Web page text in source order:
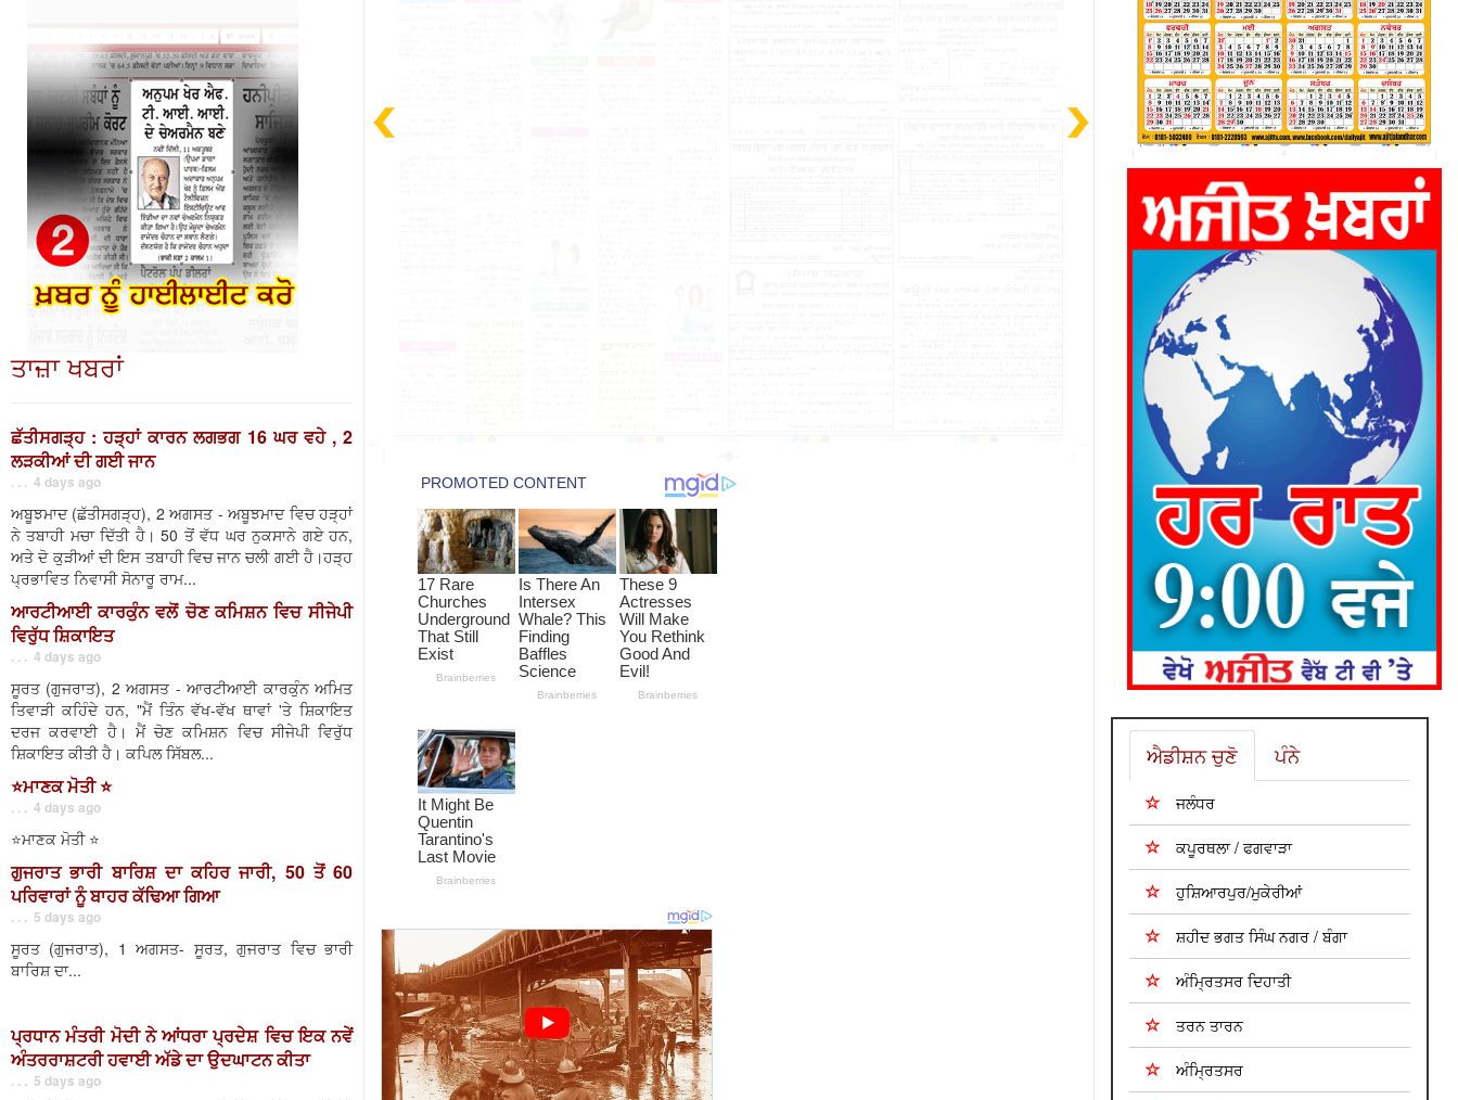
ਤਾਜ਼ਾ ਖਬਰਾਂ
ਛੱਤੀਸਗੜ੍ਹ : ਹੜ੍ਹਾਂ ਕਾਰਨ ਲਗਭਗ 16 ਘਰ ਵਹੇ , 2
ਲੜਕੀਆਂ ਦੀ ਗਈ ਜਾਨ
. . . 4 days ago
ਅਬੂਝਮਾਦ (ਛੱਤੀਸਗੜ੍ਹ), 2 ਅਗਸਤ - ਅਬੂਝਮਾਦ ਵਿਚ ਹੜ੍ਹਾਂ
ਨੇ ਤਬਾਹੀ ਮਚਾ ਦਿੱਤੀ ਹੈ। 50 ਤੋਂ ਵੱਧ ਘਰ ਨੁਕਸਾਨੇ ਗਏ ਹਨ,
ਅਤੇ ਦੋ ਕੁੜੀਆਂ ਦੀ ਇਸ ਤਬਾਹੀ ਵਿਚ ਜਾਨ ਚਲੀ ਗਈ ਹੈ।ਹੜ੍ਹ
ਪ੍ਰਭਾਵਿਤ ਨਿਵਾਸੀ ਸੋਨਾਰੂ ਰਾਮ...
ਆਰਟੀਆਈ ਕਾਰਕੁੰਨ ਵਲੋਂ ਚੋਣ ਕਮਿਸ਼ਨ ਵਿਚ ਸੀਜੇਪੀ
ਵਿਰੁੱਧ ਸ਼ਿਕਾਇਤ
. . . 4 days ago
ਸੂਰਤ (ਗੁਜਰਾਤ), 2 ਅਗਸਤ - ਆਰਟੀਆਈ ਕਾਰਕੁੰਨ ਅਮਿਤ
ਤਿਵਾੜੀ ਕਹਿੰਦੇ ਹਨ, "ਮੈਂ ਤਿੰਨ ਵੱਖ-ਵੱਖ ਥਾਵਾਂ 'ਤੇ ਸ਼ਿਕਾਇਤ
ਦਰਜ ਕਰਵਾਈ ਹੈ। ਮੈਂ ਚੋਣ ਕਮਿਸ਼ਨ ਵਿਚ ਸੀਜੇਪੀ ਵਿਰੁੱਧ
ਸ਼ਿਕਾਇਤ ਕੀਤੀ ਹੈ। ਕਪਿਲ ਸਿੱਬਲ...
⭐️ਮਾਣਕ ਮੋਤੀ ⭐️
. . . 4 days ago
⭐️ਮਾਣਕ ਮੋਤੀ ⭐️
ਗੁਜਰਾਤ ਭਾਰੀ ਬਾਰਿਸ਼ ਦਾ ਕਹਿਰ ਜਾਰੀ, 50 ਤੋਂ 60
ਪਰਿਵਾਰਾਂ ਨੂੰ ਬਾਹਰ ਕੱਢਿਆ ਗਿਆ
. . . 5 days ago
ਸੂਰਤ (ਗੁਜਰਾਤ), 1 ਅਗਸਤ- ਸੂਰਤ, ਗੁਜਰਾਤ ਵਿਚ ਭਾਰੀ
ਬਾਰਿਸ਼ ਦਾ...
ਪ੍ਰਧਾਨ ਮੰਤਰੀ ਮੋਦੀ ਨੇ ਆਂਧਰਾ ਪ੍ਰਦੇਸ਼ ਵਿਚ ਇਕ ਨਵੇਂ
ਅੰਤਰਰਾਸ਼ਟਰੀ ਹਵਾਈ ਅੱਡੇ ਦਾ ਉਦਘਾਟਨ ਕੀਤਾ
. . . 5 days ago
ਐਡੀਸ਼ਨ ਚੁਣੋ ਪੰਨੇ
ਜਲੰਧਰ
ਕਪੂਰਥਲਾ / ਫਗਵਾੜਾ
ਹੁਸ਼ਿਆਰਪੁਰ/ਮੁਕੇਰੀਆਂ
ਸ਼ਹੀਦ ਭਗਤ ਸਿੰਘ ਨਗਰ / ਬੰਗਾ
ਅੰਮ੍ਰਿਤਸਰ ਦਿਹਾਤੀ
ਤਰਨ ਤਾਰਨ
ਅੰਮ੍ਰਿਤਸਰ